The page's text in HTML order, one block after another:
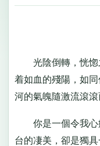
光陰倒轉，恍惚
着如血的殘陽，如
河的氣魄隨激流滾滾
你是一個令我心
台的凄美，卻是獨